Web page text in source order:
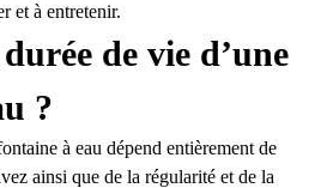
et à entretenir.
de vie d’une
?
à eau dépend entièrement de
ainsi que de la régularité et de la
pour trouver toutes les réponses à